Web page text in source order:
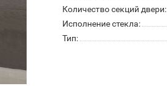
Количество секций двери:
Исполнение стекла:
Тип: